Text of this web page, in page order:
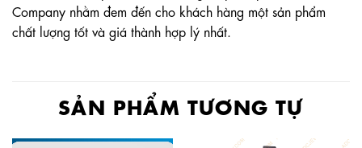
Company nhằm đem đến cho khách hàng một sản phẩm
chất lượng tốt và giá thành hợp lý nhất.
SẢN PHẨM TƯƠNG TỰ